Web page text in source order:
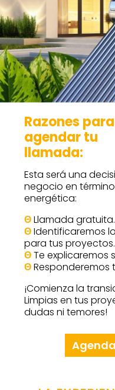
Razones para
agendar tu
llamada:
Esta será una
negocio en
energética:
ΘLlamada gratuita.
ΘIdentificaremos
para tus proyectos.
ΘTe explicaremos
ΘResponderemos
¡Comienza la
Limpias en tus
dudas ni temores!